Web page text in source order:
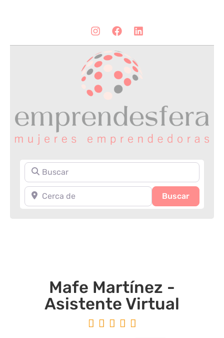
Buscar
Cerca de
BuscarSearch
Mafe Martínez -
Asistente Virtual
    